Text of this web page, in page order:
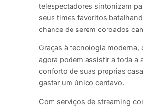
telespectadores sintonizam
seus times favoritos
chance de serem coroados
Graças à tecnologia moderna,
agora podem assistir a toda a
conforto de suas próprias
gastar um único centavo.
Com serviços de streaming